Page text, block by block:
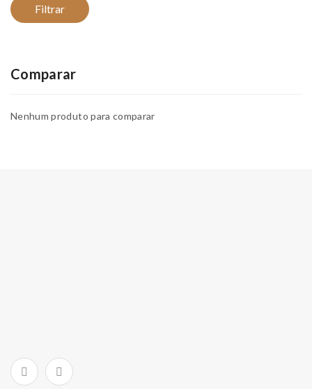
Filtrar
Comparar
Nenhum produto para comparar